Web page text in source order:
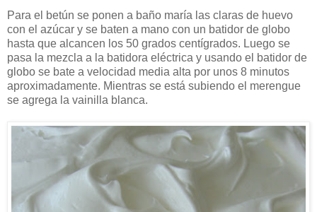
Para el betún se ponen a baño maría las claras de huevo
con el azúcar y se baten a mano con un batidor de globo
hasta que alcancen los 50 grados centígrados. Luego se
pasa la mezcla a la batidora eléctrica y usando el batidor de
globo se bate a velocidad media alta por unos 8 minutos
aproximadamente. Mientras se está subiendo el merengue
se agrega la vainilla blanca.